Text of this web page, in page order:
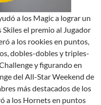
a los Magic a lograr un
el premio al Jugador
a los rookies en puntos,
dobles-dobles y triples-
y figurando en
del All-Star Weekend de
más destacados de los
a los Hornets en puntos